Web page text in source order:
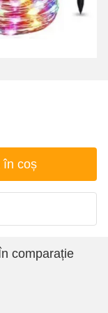
în coș
comparație